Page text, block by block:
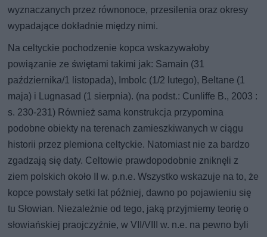
wyznaczanych przez równonoce, przesilenia oraz okresy
wypadające dokładnie między nimi.
Na celtyckie pochodzenie kopca wskazywałoby
powiązanie ze świętami takimi jak: Samain (31
października/1 listopada), Imbolc (1/2 lutego), Beltane (1
maja) i Lugnasad (1 sierpnia). (na podst.: Cunliffe B., 2003 :
s. 230-231) Również sama konstrukcja przypomina
podobne obiekty na terenach zamieszkiwanych w ciągu
historii przez plemiona celtyckie. Natomiast nie za bardzo
zgadzają się daty. Celtowie prawdopodobnie zniknęli z
ziem polskich około II w. p.n.e. Wszystko wskazuje na to, że
kopce powstały setki lat później, dawno po pojawieniu się
tu Słowian. Niezależnie od tego, jaką przyjmiemy teorię o
słowiańskiej praojczyźnie, w VII/VIII w. n.e. na pewno byli